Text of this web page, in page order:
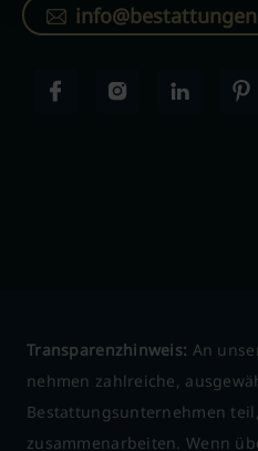
Transparenzhinweis: An
nehmen zahlreiche,
Bestattungsunternehmen
zusammenarbeiten. Wenn